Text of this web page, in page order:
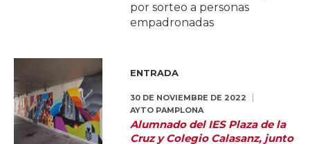
por sorteo a personas
empadronadas
ENTRADA
30 DE NOVIEMBRE DE 2022
AYTO PAMPLONA
Alumnado del IES Plaza de la
Cruz y Colegio Calasanz, junto